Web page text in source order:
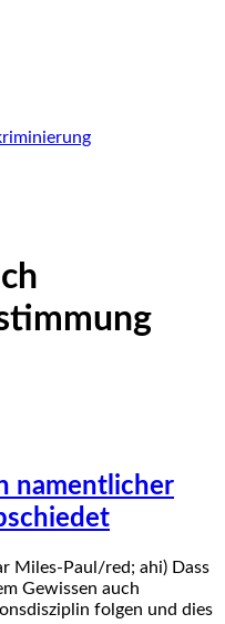
namentlicher
Miles-Paul/red; ahi) Dass
Gewissen auch
folgen und dies